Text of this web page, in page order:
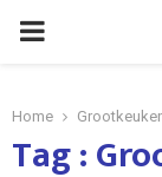
PRIMARY
Home
Tag :